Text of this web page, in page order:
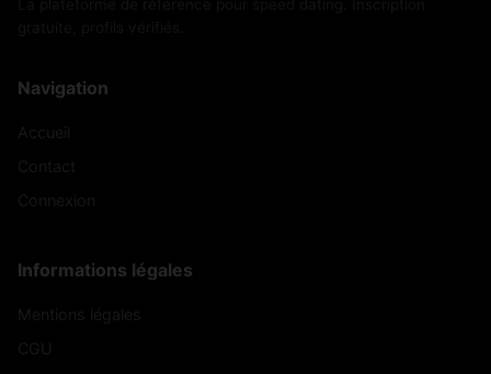
Navigation
Informations légales